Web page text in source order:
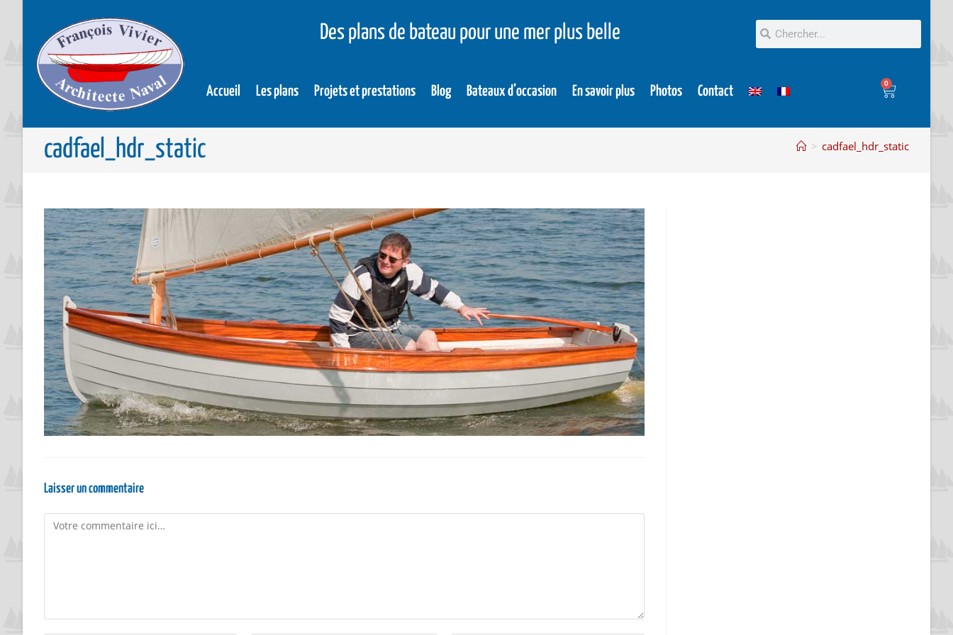
Des plans de bateau pour une mer plus belle
Accueil Les plans Projets et prestations Blog Bateaux d’occasion En savoir plus Photos Contact
0
cadfael_hdr_static > cadfael_hdr_static
Laisser un commentaire